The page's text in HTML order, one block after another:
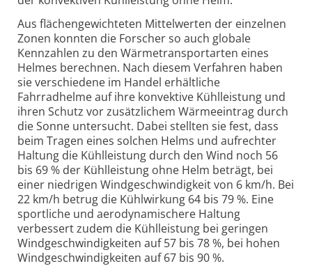
Aus flächengewichteten Mittelwerten der einzelnen
Zonen konnten die Forscher so auch globale
Kennzahlen zu den Wärmetransportarten eines
Helmes berechnen. Nach diesem Verfahren haben
sie verschiedene im Handel erhältliche
Fahrradhelme auf ihre konvektive Kühlleistung und
ihren Schutz vor zusätzlichem Wärmeeintrag durch
die Sonne untersucht. Dabei stellten sie fest, dass
beim Tragen eines solchen Helms und aufrechter
Haltung die Kühlleistung durch den Wind noch 56
bis 69 % der Kühlleistung ohne Helm beträgt, bei
einer niedrigen Windgeschwindigkeit von 6 km/h. Bei
22 km/h betrug die Kühlwirkung 64 bis 79 %. Eine
sportliche und aerodynamischere Haltung
verbessert zudem die Kühlleistung bei geringen
Windgeschwindigkeiten auf 57 bis 78 %, bei hohen
Windgeschwindigkeiten auf 67 bis 90 %.